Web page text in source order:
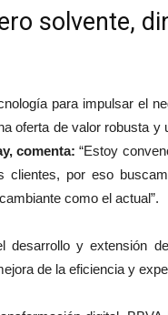
solvente,
para impulsar el
oferta de valor robusta
comenta: “Estoy
por eso
como el actual”.
y extensión
de la eficiencia y